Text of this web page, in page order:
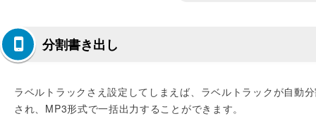
分割書き出し
ラベルトラックさえ設定してしまえば、ラベルトラックが自動
され、MP3形式で一括出力することができます。